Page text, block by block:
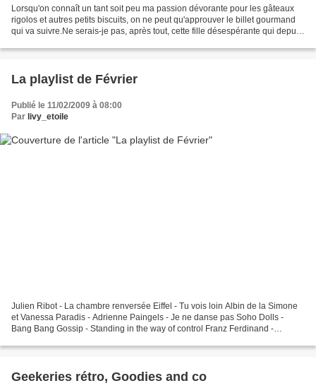
Lorsqu'on connaît un tant soit peu ma passion dévorante pour les gâteaux
rigolos et autres petits biscuits, on ne peut qu'approuver le billet gourmand
qui va suivre.Ne serais-je pas, après tout, cette fille désespérante qui depuis
La playlist de Février
Publié le 11/02/2009 à 08:00
Par livy_etoile
Julien Ribot - La chambre renversée Eiffel - Tu vois loin Albin de la Simone
et Vanessa Paradis - Adrienne Paingels - Je ne danse pas Soho Dolls -
Bang Bang Gossip - Standing in the way of control Franz Ferdinand -
Geekeries rétro, Goodies and co